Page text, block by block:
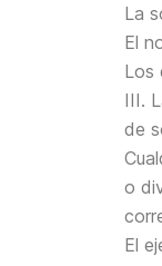
La
El
Los
III.
de
o
El